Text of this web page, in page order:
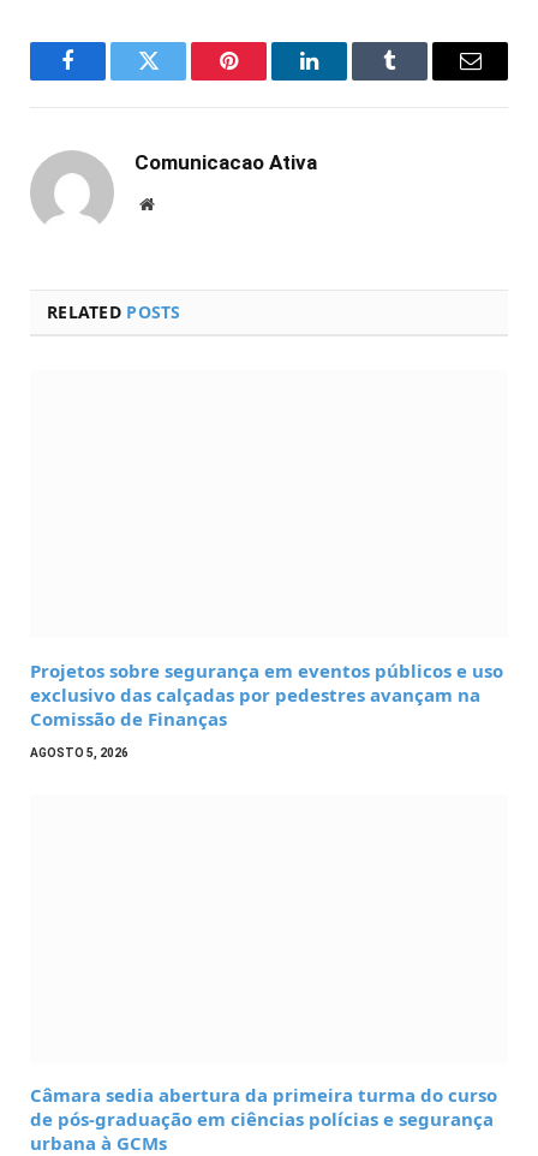
FacebookTwitter Pinterest LinkedInTumblr Email
Comunicacao Ativa
Website
RELATED POSTS
Projetos sobre segurança em eventos públicos e uso
exclusivo das calçadas por pedestres avançam na
Comissão de Finanças
AGOSTO 5, 2026
Câmara sedia abertura da primeira turma do curso
de pós-graduação em ciências polícias e segurança
urbana à GCMs